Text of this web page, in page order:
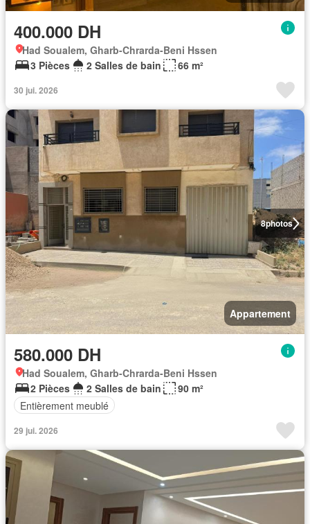
400.000 DH
Had Soualem, Gharb-Chrarda-Beni Hssen
3 Pièces
2 Salles de bain 66 m²
30 jui. 2026
8photos
Appartement
580.000 DH
Had Soualem, Gharb-Chrarda-Beni Hssen
2 Pièces
2 Salles de bain
90 m²
Entièrement meublé
29 jui. 2026